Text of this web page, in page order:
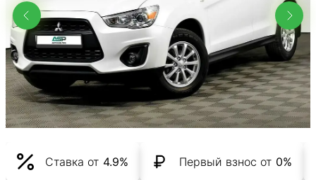
Ставка от 4.9% Первый взнос от 0%